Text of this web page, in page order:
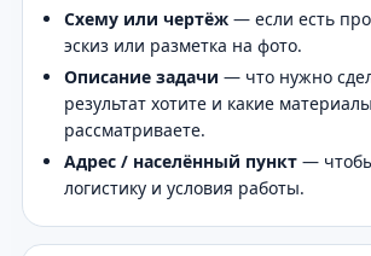
Схему или чертёж — если есть
эскиз или разметка на фото.
Описание задачи — что нужно
результат хотите и какие материалы
рассматриваете.
Адрес / населённый пункт —
логистику и условия работы.